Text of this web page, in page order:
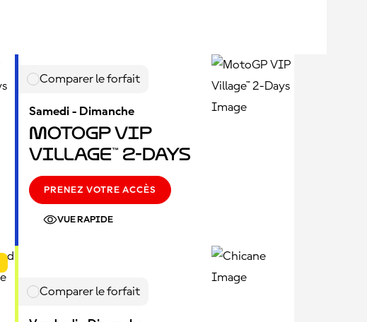
Comparer le forfait
Samedi - Dimanche
MotoGP VIP
Village™ 2-Days
PRENEZ VOTRE ACCÈS
VUE RAPIDE
Comparer le forfait